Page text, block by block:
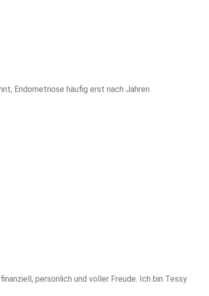
Endometriose häufig erst nach Jahren
persönlich und voller Freude. Ich bin Tessy